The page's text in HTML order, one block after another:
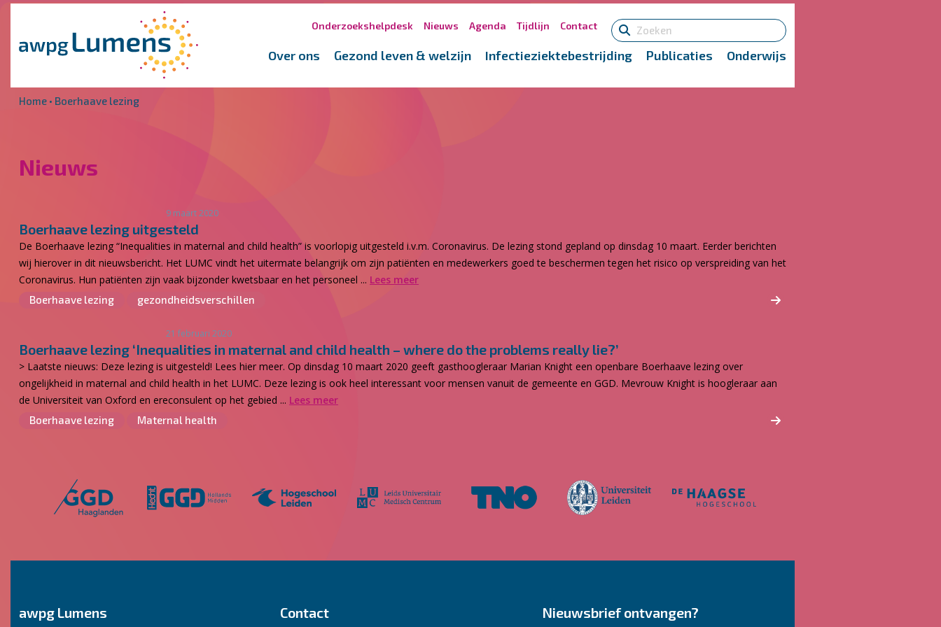
Overslaan en naar de inhoud gaan
Onderzoekshelpdesk Nieuws Agenda Tijdlijn Contact
Over ons Gezond leven & welzijn Infectieziektebestrijding Publicaties Onderwijs
Home • Boerhaave lezing
Nieuws
9 maart 2020
Boerhaave lezing uitgesteld
De Boerhaave lezing “Inequalities in maternal and child health” is voorlopig uitgesteld i.v.m. Coronavirus. De lezing stond gepland op dinsdag 10 maart. Eerder berichten
wij hierover in dit nieuwsbericht. Het LUMC vindt het uitermate belangrijk om zijn patiënten en medewerkers goed te beschermen tegen het risico op verspreiding van het
Coronavirus. Hun patiënten zijn vaak bijzonder kwetsbaar en het personeel ... Lees meer
Boerhaave lezing gezondheidsverschillen
21 februari 2020
Boerhaave lezing ‘Inequalities in maternal and child health – where do the problems really lie?’
> Laatste nieuws: Deze lezing is uitgesteld! Lees hier meer. Op dinsdag 10 maart 2020 geeft gasthoogleraar Marian Knight een openbare Boerhaave lezing over
ongelijkheid in maternal and child health in het LUMC. Deze lezing is ook heel interessant voor mensen vanuit de gemeente en GGD. Mevrouw Knight is hoogleraar aan
de Universiteit van Oxford en ereconsulent op het gebied ... Lees meer
Boerhaave lezing Maternal health
awpg Lumens Contact Nieuwsbrief ontvangen?